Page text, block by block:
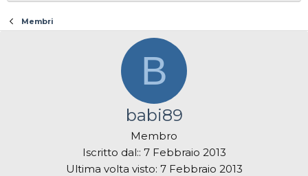
Membri
B
babi89
Membro
Iscritto dal: 7 Febbraio 2013
Ultima volta visto 7 Febbraio 2013